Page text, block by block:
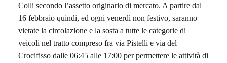
Colli secondo l’assetto originario di mercato. A partire dal
16 febbraio quindi, ed ogni venerdì non festivo, saranno
vietate la circolazione e la sosta a tutte le categorie di
veicoli nel tratto compreso fra via Pistelli e via del
Crocifisso dalle 06:45 alle 17:00 per permettere le attività di